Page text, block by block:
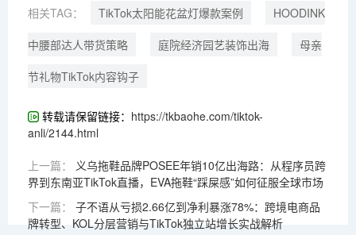
相关TAG： TikTok太阳能花盆灯爆款案例
HOODINK
中腰部达人带货策略
庭院经济园艺装饰出海
母亲
节礼物TikTok内容钩子
转载请保留链接： https://tkbaohe.com/tiktok-
anli/2144.html
上一篇：
义乌拖鞋品牌POSEE年销10亿出海路：从程序员跨
界到东南亚TikTok直播，EVA拖鞋“踩屎感”如何征服全球市场
下一篇：
子不语从亏损2.66亿到净利暴涨78%：跨境电商品
牌转型、KOL分层营销与TikTok独立站增长实战解析